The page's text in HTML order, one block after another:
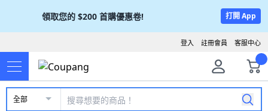
領取您的 $200 首購優惠卷! 打開 App
客服中心
註冊會員
登入
全部